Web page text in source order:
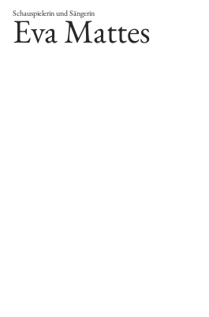
Schauspielerin und Sängerin
Eva Mattes